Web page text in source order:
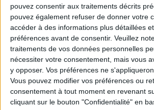
pouvez consentir aux traitements décrits
pouvez également refuser de donner votre
accéder à des informations plus détaillées
préférences avant de consentir. Veuillez
traitements de vos données personnelles
nécessiter votre consentement, mais vous
y opposer. Vos préférences ne
Vous pouvez modifier vos préférences ou
consentement à tout moment en revenant
cliquant sur le bouton "Confidentialité" en
Description Référence
Interrupteur à bascule de couleur
INFO LIVRAISON